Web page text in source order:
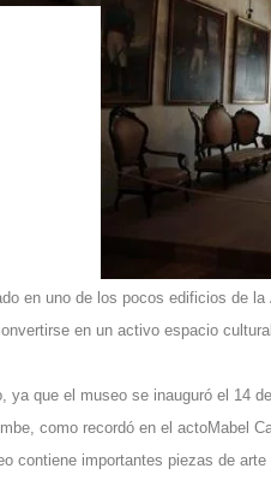
en uno de los pocos edificios de
en un activo espacio
ya que el museo se inauguró el 14
como recordó en el actoMabel
contiene importantes piezas de